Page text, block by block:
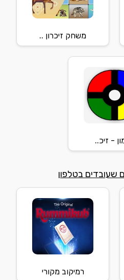
משחק זיכרון ..
- זיכ..
שעובדים בטלפון
רמיקוב מקורי